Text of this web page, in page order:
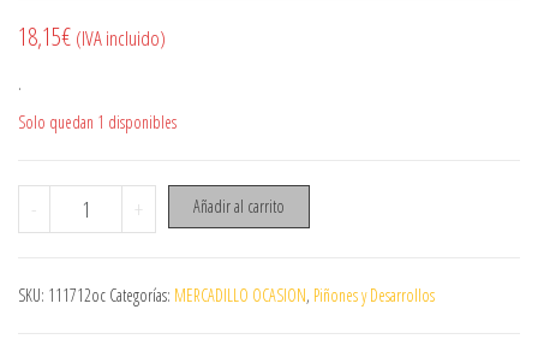
18,15€ (IVA incluido)
.
Solo quedan 1 disponibles
- PIÑÓN 3 VESPA 150 Gs 38 z 04m ocasion cantidad
+ Añadir al carrito
SKU: 111712oc Categorías: MERCADILLO OCASION, Piñones y Desarrollos